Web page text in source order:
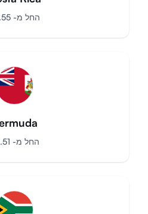
החל מ-$
החל מ-$
8.51